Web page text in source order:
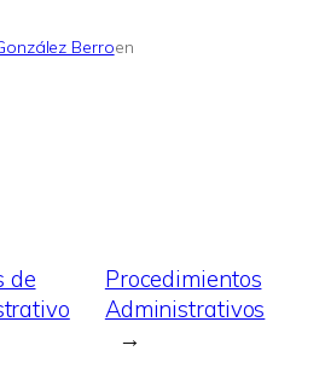
Berroen
de
Procedimientos
Administrativos
→